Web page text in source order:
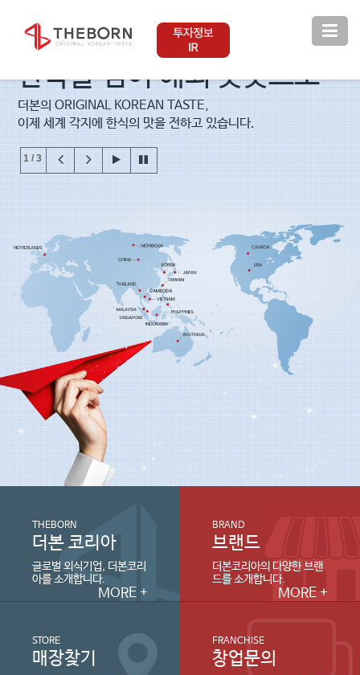
글로벌 더본코리아
한국을 넘어 해외 곳곳으로
더본의 ORIGINAL KOREAN TASTE,
이제 세계 각지에 한식의 맛을 전하고 있습니다.
1 / 3
THEBORN
더본 코리아
글로벌 외식기업, 더본코리
아를 소개합니다.
MORE +
BRAND
브랜드
더본코리아의 다양한 브랜
드를 소개합니다.
MORE +
STORE
매장찾기
FRANCHISE
창업문의